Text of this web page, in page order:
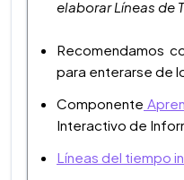
elaborar Líneas de
Recomendamos
para enterarse de
Componente
Interactivo de
Líneas del tiempo